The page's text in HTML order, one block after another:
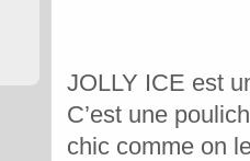
JOLLY ICE est
C’est une
chic comme on